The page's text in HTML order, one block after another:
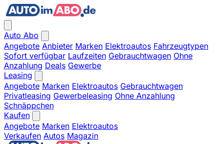
Auto Abo
Angebote Anbieter Marken Elektroautos Fahrzeugtypen
Sofort verfügbar Laufzeiten Gebrauchtwagen Ohne
Anzahlung Deals Gewerbe
Leasing
Angebote Marken Elektroautos Gebrauchtwagen
Privatleasing Gewerbeleasing Ohne Anzahlung
Schnäppchen
Kaufen
Angebote Marken Elektroautos
Verkaufen Autos Magazin